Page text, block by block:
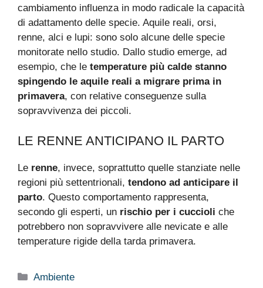
cambiamento influenza in modo radicale la capacità
di adattamento delle specie. Aquile reali, orsi,
renne, alci e lupi: sono solo alcune delle specie
monitorate nello studio. Dallo studio emerge, ad
esempio, che le temperature più calde stanno
spingendo le aquile reali a migrare prima in
primavera, con relative conseguenze sulla
sopravvivenza dei piccoli.
LE RENNE ANTICIPANO IL PARTO
Le renne, invece, soprattutto quelle stanziate nelle
regioni più settentrionali, tendono ad anticipare il
parto. Questo comportamento rappresenta,
secondo gli esperti, un rischio per i cuccioli che
potrebbero non sopravvivere alle nevicate e alle
temperature rigide della tarda primavera.
Categorie
Ambiente